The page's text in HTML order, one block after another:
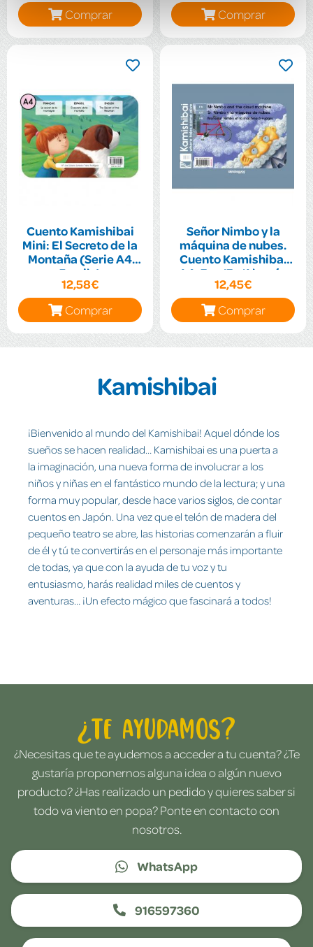
Comprar
Comprar
Cuento Kamishibai
Mini: El Secreto de la
Montaña (Serie A4
Family)
12,58€
Comprar
Señor Nimbo y la
máquina de nubes.
Cuento Kamishibai
A4. Esp/En/Alemán
12,45€
Comprar
Kamishibai
¡Bienvenido al mundo del Kamishibai! Aquel dónde los
sueños se hacen realidad… Kamishibai es una puerta a
la imaginación, una nueva forma de involucrar a los
niños y niñas en el fantástico mundo de la lectura; y una
forma muy popular, desde hace varios siglos, de contar
cuentos en Japón. Una vez que el telón de madera del
pequeño teatro se abre, las historias comenzarán a fluir
de él y tú te convertirás en el personaje más importante
de todas, ya que con la ayuda de tu voz y tu
entusiasmo, harás realidad miles de cuentos y
aventuras… ¡Un efecto mágico que fascinará a todos!
¿Te ayudamos?
¿Necesitas que te ayudemos a acceder a tu cuenta? ¿Te
gustaría proponernos alguna idea o algún nuevo
producto? ¿Has realizado un pedido y quieres saber si
todo va viento en popa? Ponte en contacto con
nosotros.
WhatsApp
916597360